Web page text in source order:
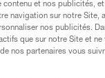
de le
et nos publicités,
navigation sur notre Site,
nos publicités.
que sur notre Site et ne
nos partenaires vous